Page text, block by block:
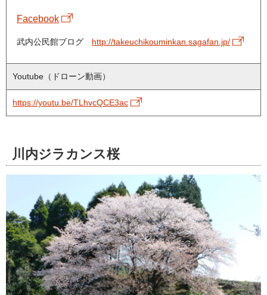
Facebook
武内公民館ブログ http://takeuchikouminkan.sagafan.jp/
Youtube（ドローン動画）
https://youtu.be/TLhvcQCE3ac
川内ジラカンス桜